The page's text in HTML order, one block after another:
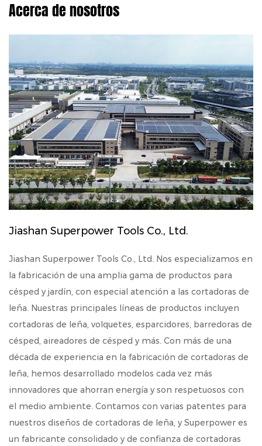
Acerca de nosotros
Jiashan Superpower Tools Co., Ltd.
Jiashan Superpower Tools Co., Ltd. Nos especializamos en
la fabricación de una amplia gama de productos para
césped y jardín, con especial atención a las cortadoras de
leña. Nuestras principales líneas de productos incluyen
cortadoras de leña, volquetes, esparcidores, barredoras de
césped, aireadores de césped y más. Con más de una
década de experiencia en la fabricación de cortadoras de
leña, hemos desarrollado modelos cada vez más
innovadores que ahorran energía y son respetuosos con
el medio ambiente. Contamos con varias patentes para
nuestros diseños de cortadoras de leña, y Superpower es
un fabricante consolidado y de confianza de cortadoras